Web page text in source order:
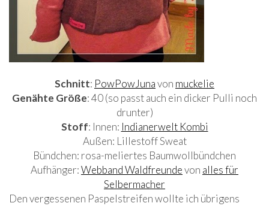
Schnitt: PowPowJunavon muckelie
Genähte Größe: 40 (so passt auch ein dicker Pulli noch
drunter)
Stoff: Innen: Indianerwelt Kombi
Außen: Lillestoff Sweat
Bündchen: rosa-meliertes Baumwollbündchen
Aufhänger:Webband Waldfreundevon alles für
Selbermacher
Den vergessenen Paspelstreifen wollte ich übrigens